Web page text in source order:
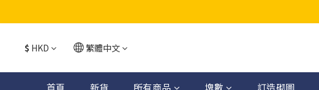
$ HKD 繁體中文
首頁 新貨 所有商品 塊數 訂造砌圖